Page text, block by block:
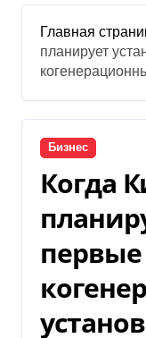
Главная
планирует
Бизнес
Когда
первые